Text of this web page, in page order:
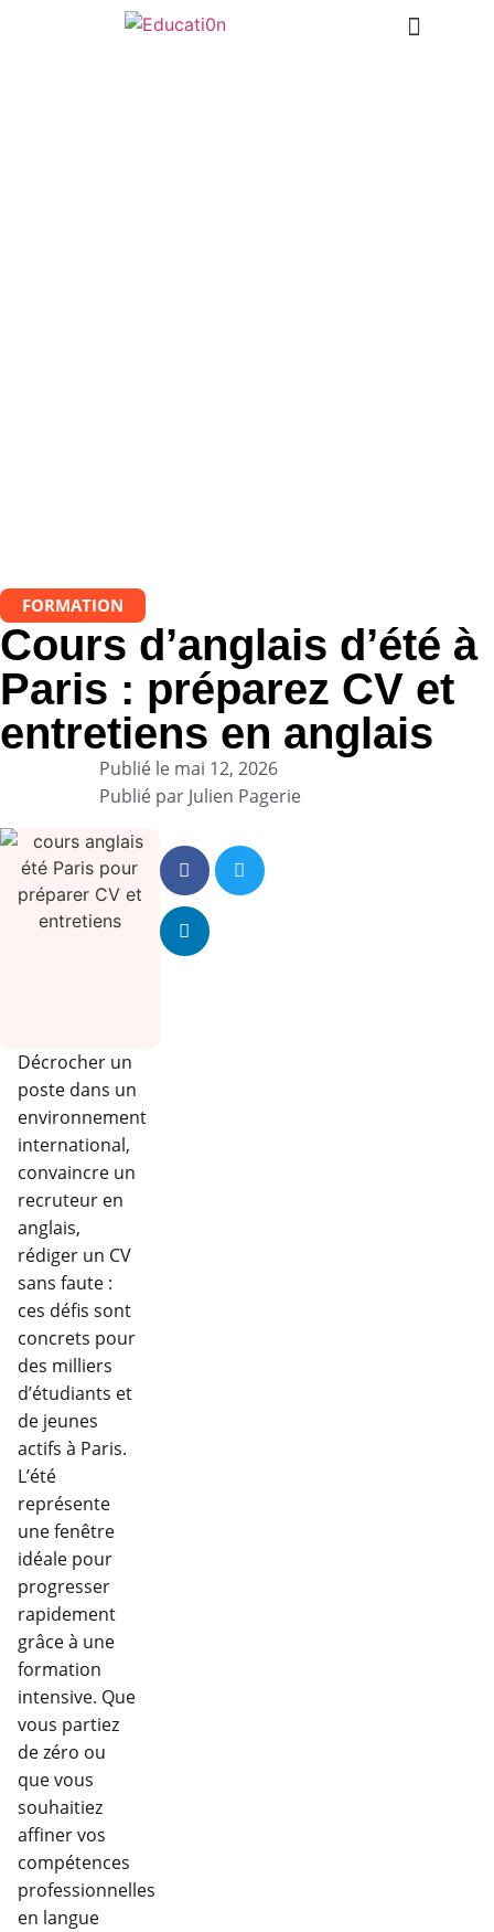
FORMATION
Cours d’anglais d’été à
Paris : préparez CV et
entretiens en anglais
Publié le mai 12, 2026
Publié par Julien Pagerie
Décrocher un
poste dans un
environnement
international,
convaincre un
recruteur en
anglais,
rédiger un CV
sans faute :
ces défis sont
concrets pour
des milliers
d’étudiants et
de jeunes
actifs à Paris.
L’été
représente
une fenêtre
idéale pour
progresser
rapidement
grâce à une
formation
intensive. Que
vous partiez
de zéro ou
que vous
souhaitiez
affiner vos
compétences
professionnelles
en langue